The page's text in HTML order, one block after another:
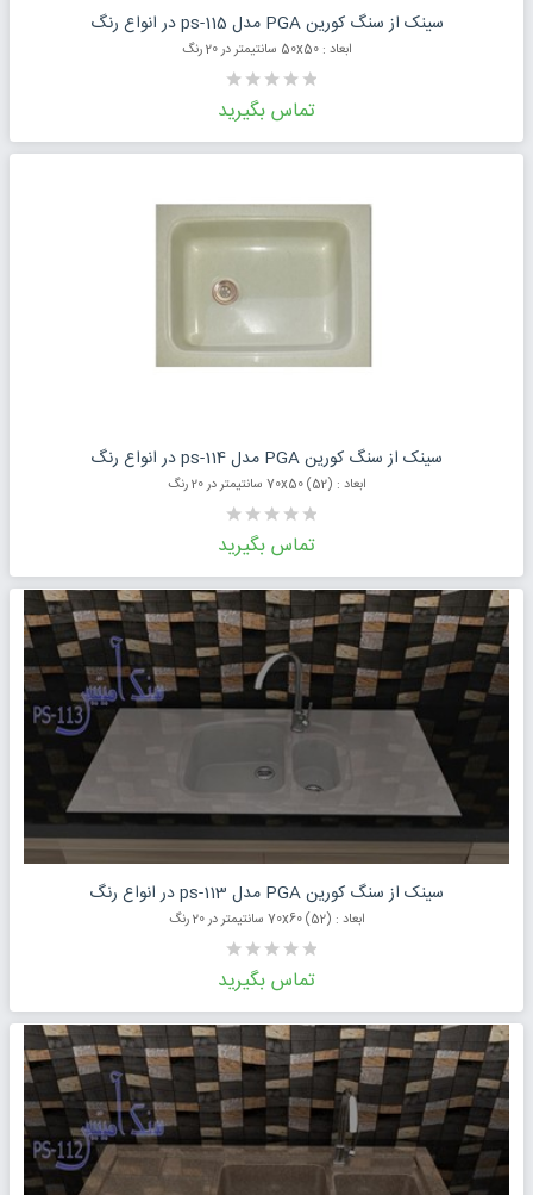
درخواست قیمت محصول سینک از سنگ کورین PGA مدل ps-115 در انواع رنگ
ابعاد : 50x50 سانتیمتر در 20 رنگ
تماس بگیرید
درخواست قیمت محصول سینک از سنگ کورین PGA مدل ps-114 در انواع رنگ
ابعاد : (52) 70x50 سانتیمتر در 20 رنگ
تماس بگیرید
درخواست قیمت محصول سینک از سنگ کورین PGA مدل ps-113 در انواع رنگ
ابعاد : (52) 70x60 سانتیمتر در 20 رنگ
تماس بگیرید